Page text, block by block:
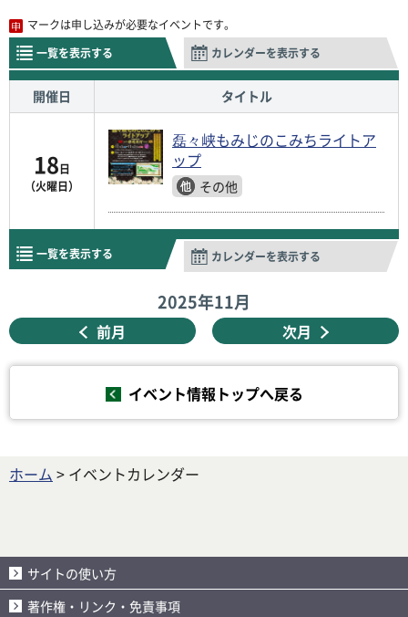
マークは申し込みが必要なイベントです。
一覧を表示する
カレンダーを表示する
開催日 タイトル
18日
（火曜日）
磊々峡もみじのこみちライトア
ップ
その他
一覧を表示する カレンダーを表示する
2025年11月
前月 次月
イベント情報トップへ戻る
ホーム > イベントカレンダー
サイトの使い方
著作権・リンク・免責事項